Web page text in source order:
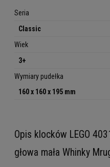
Seria
Classic
Wiek
3+
Wymiary pudełka
160 x 160 x 195 mm
Opis klocków LEGO
głowa mała Whinky